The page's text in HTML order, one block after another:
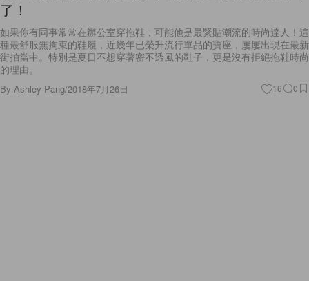
如果你有同事常常在辦公室穿拖鞋，可能他是最緊貼潮流的時尚達人！這
街拍當中。特別是夏日不想穿著密不透風的鞋子，更是沒有拒絕拖鞋時尚
的理由。
ByAshley Pang